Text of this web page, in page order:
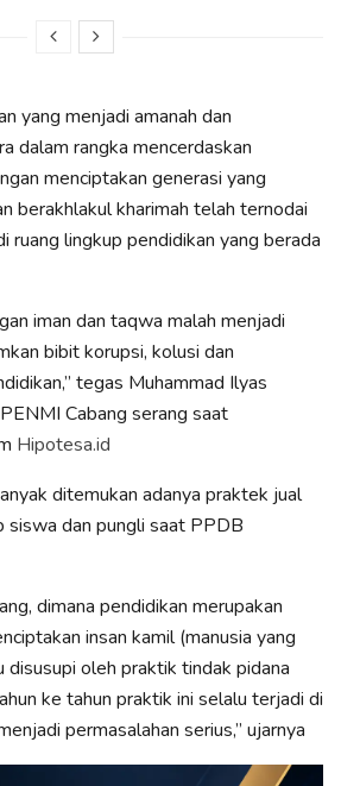
yang menjadi amanah dan
dalam rangka mencerdaskan
menciptakan generasi yang
berakhlakul kharimah telah ternodai
ruang lingkup pendidikan yang berada
iman dan taqwa malah menjadi
bibit korupsi, kolusi dan
tegas Muhammad Ilyas
Cabang serang saat
Hipotesa.id
ditemukan adanya praktek jual
siswa dan pungli saat PPDB
dimana pendidikan merupakan
insan kamil (manusia yang
disusupi oleh praktik tindak pidana
ke tahun praktik ini selalu terjadi di
permasalahan serius,” ujarnya